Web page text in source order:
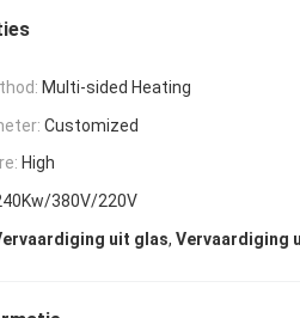
Multi-sided Heating
Customized
High
380V/220V
uit glas, Vervaardiging